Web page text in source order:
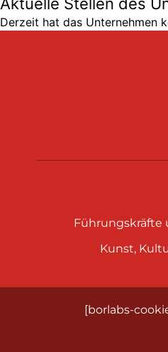
Aktuelle Stellen des
Derzeit hat das Unternehmen
Führungskräfte
Kunst,
[borlabs-